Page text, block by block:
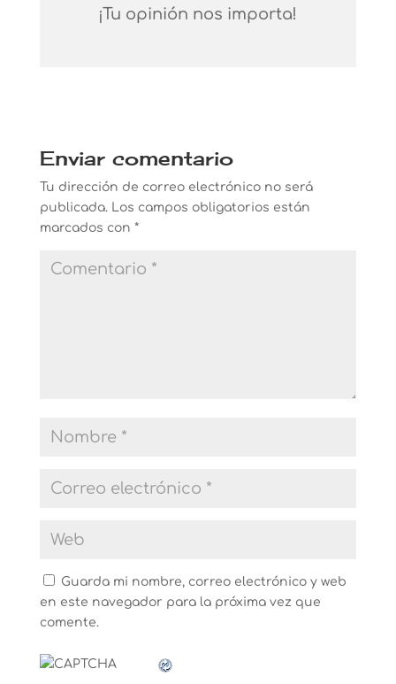
¡Tu opinión nos importa!
Enviar comentario
Tu dirección de correo electrónico no será
publicada. Los campos obligatorios están
marcados con *
Guarda mi nombre, correo electrónico y web
en este navegador para la próxima vez que
comente.